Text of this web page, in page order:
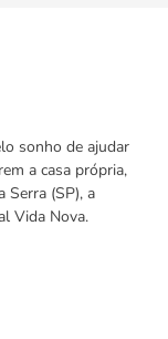
sonho de ajudar
a casa própria,
Serra (SP), a
Vida Nova.